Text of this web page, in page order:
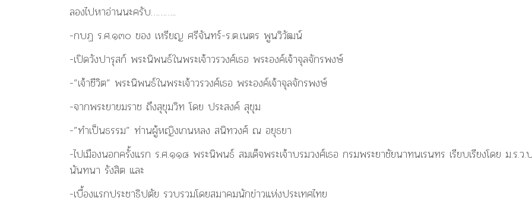
ลองไปหาอ่านนะครับ………..
-กบฏ ร.ศ.๑๓๐ ของ เหรียญ ศรีจันทร์-ร.ต.เนตร พูนวิวัฒน์
-เปิดวังปารุสก์ พระนิพนธ์ในพระเจ้าวรวงศ์เธอ พระองค์เจ้าจุลจักรพงษ์
-”เจ้าชีวิต” พระนิพนธ์ในพระเจ้าวรวงศ์เธอ พระองค์เจ้าจุลจักรพงษ์
-จากพระยายมราช ถึงสุขุมวิท โดย ประสงค์ สุขุม
-”ทำเป็นธรรม” ท่านผู้หญิงเกนหลง สนิทวงศ์ ณ อยุธยา
-ไปเมืองนอกครั้งแรก ร.ศ.๑๑๘ พระนิพนธ์ สมเด็จพระเจ้าบรมวงศ์เธอ กรมพระยาชัยนาทนเรนทร เรียบเรียงโดย ม.ร.ว.
นันทนา รังสิต และ
-เบื้องแรกประชาธิปตัย รวบรวมโดยสมาคมนักข่าวแห่งประเทศไทย